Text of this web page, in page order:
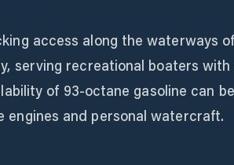
access along the waterways
serving recreational boaters
of 93-octane gasoline can
engines and personal watercraft.